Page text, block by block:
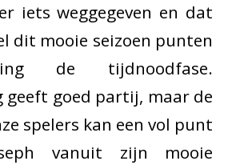
iets weggegeven en dat
dit mooie seizoen punten
de tijdnoodfase.
geeft goed partij, maar de
spelers kan een vol punt
vanuit zijn mooie